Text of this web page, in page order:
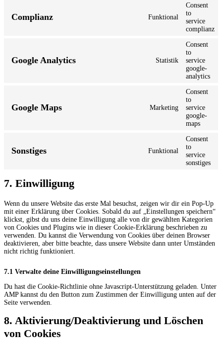
Complianz Funktional
Consent
to
service
complianz
Google Analytics Statistik
Consent
to
service
google-
analytics
Google Maps Marketing
Consent
to
service
google-
maps
Sonstiges Funktional
Consent
to
service
sonstiges
7. Einwilligung
Wenn du unsere Website das erste Mal besuchst, zeigen wir dir ein Pop-Up
mit einer Erklärung über Cookies. Sobald du auf „Einstellungen speichern“
klickst, gibst du uns deine Einwilligung alle von dir gewählten Kategorien
von Cookies und Plugins wie in dieser Cookie-Erklärung beschrieben zu
verwenden. Du kannst die Verwendung von Cookies über deinen Browser
deaktivieren, aber bitte beachte, dass unsere Website dann unter Umständen
nicht richtig funktioniert.
7.1 Verwalte deine Einwilligungseinstellungen
Du hast die Cookie-Richtlinie ohne Javascript-Unterstützung geladen. Unter
AMP kannst du den Button zum Zustimmen der Einwilligung unten auf der
Seite verwenden.
8. Aktivierung/Deaktivierung und Löschen
von Cookies